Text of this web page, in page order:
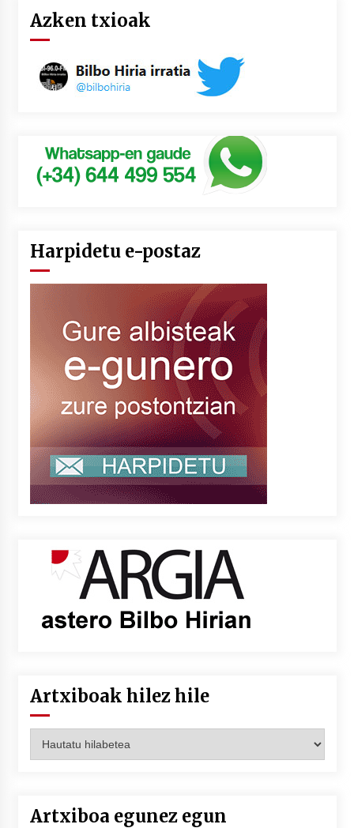
Azken txioak
Harpidetu e-postaz
Artxiboak hilez hile
hilez
Artxiboa egunez egun